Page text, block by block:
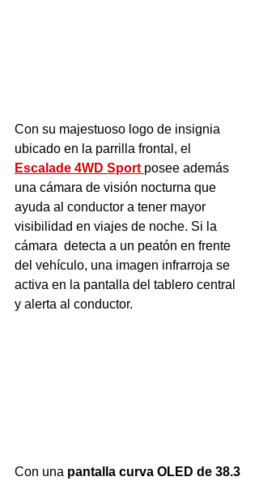
Con su majestuoso logo de insignia
ubicado en la parrilla frontal, el
Escalade 4WD Sport posee además
una cámara de visión nocturna que
ayuda al conductor a tener mayor
visibilidad en viajes de noche. Si la
cámara  detecta a un peatón en frente
del vehículo, una imagen infrarroja se
activa en la pantalla del tablero central
y alerta al conductor.
Con una pantalla curva OLED de 38.3